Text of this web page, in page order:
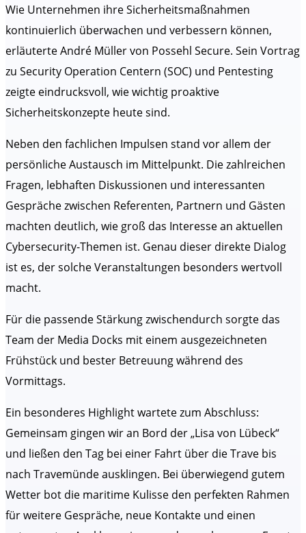
Wie Unternehmen ihre Sicherheitsmaßnahmen
kontinuierlich überwachen und verbessern können,
erläuterte André Müller von Possehl Secure. Sein Vortrag
zu Security Operation Centern (SOC) und Pentesting
zeigte eindrucksvoll, wie wichtig proaktive
Sicherheitskonzepte heute sind.
Neben den fachlichen Impulsen stand vor allem der
persönliche Austausch im Mittelpunkt. Die zahlreichen
Fragen, lebhaften Diskussionen und interessanten
Gespräche zwischen Referenten, Partnern und Gästen
machten deutlich, wie groß das Interesse an aktuellen
Cybersecurity-Themen ist. Genau dieser direkte Dialog
ist es, der solche Veranstaltungen besonders wertvoll
macht.
Für die passende Stärkung zwischendurch sorgte das
Team der Media Docks mit einem ausgezeichneten
Frühstück und bester Betreuung während des
Vormittags.
Ein besonderes Highlight wartete zum Abschluss:
Gemeinsam gingen wir an Bord der „Lisa von Lübeck“
und ließen den Tag bei einer Fahrt über die Trave bis
nach Travemünde ausklingen. Bei überwiegend gutem
Wetter bot die maritime Kulisse den perfekten Rahmen
für weitere Gespräche, neue Kontakte und einen